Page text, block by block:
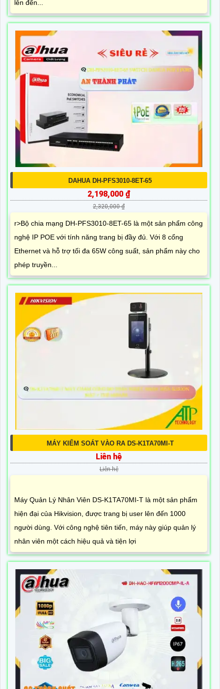
lên đến...
DAHUA DH-PFS3010-8ET-65
2,198,000 ₫
2,320,000 ₫
r>Bộ chia mạng DH-PFS3010-8ET-65 là một sản phẩm công
nghệ IP POE với tính năng trang bị đầy đủ. Với 8 cổng
Ethernet và hỗ trợ tối đa 65W công suất, sản phẩm này cho
phép truyền...
MÁY KIỂM SOÁT VÀO RA DS-K1TA70MI-T
Liên hệ
Liên hệ
Máy Quản Lý Nhân Viên DS-K1TA70MI-T là một sản phẩm
hiện đại của Hikvision, được trang bị user lên đến 1000
người dùng. Với công nghệ tiên tiến, máy này giúp quản lý
nhân viên một cách hiệu quả và tiện lợi